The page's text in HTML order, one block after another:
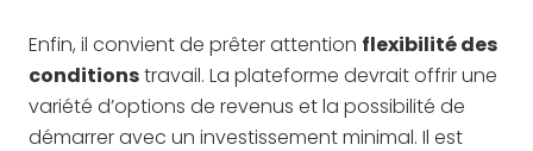
Enfin, il convient de prêter attention flexibilité des
conditionstravail. La plateforme devrait offrir une
variété d’options de revenus et la possibilité de
démarrer avec un investissement minimal. Il est